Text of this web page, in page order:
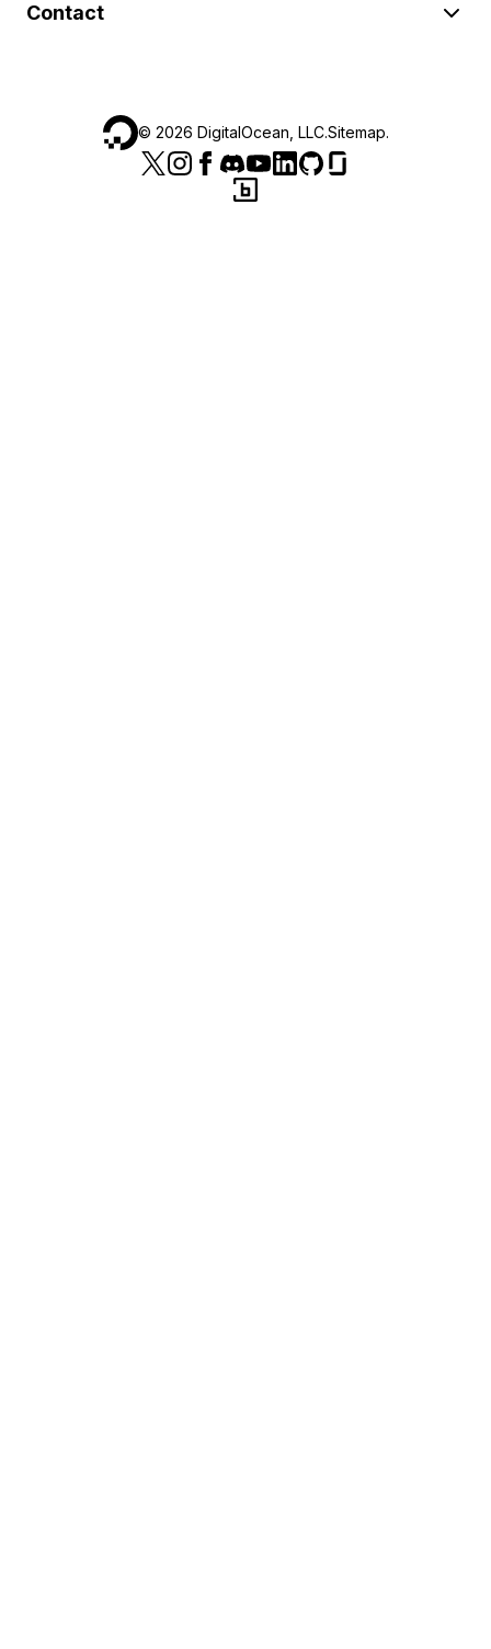
Contact
© 2026 DigitalOcean, LLC.Sitemap.